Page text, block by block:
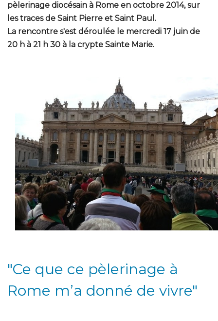
pèlerinage diocésain à Rome en octobre 2014, sur
les traces de Saint Pierre et Saint Paul.
La rencontre s'est déroulée le mercredi 17 juin de
20 h à 21 h 30 à la crypte Sainte Marie.
"Ce que ce pèlerinage à
Rome m’a donné de vivre"